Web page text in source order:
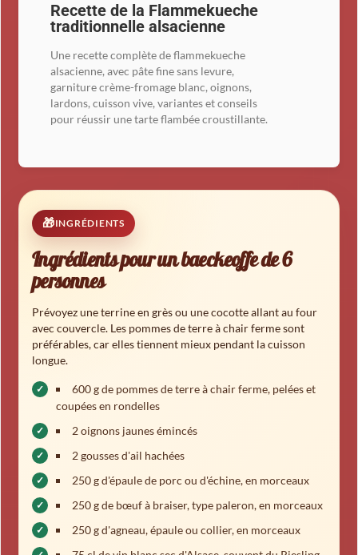
Recette de la Flammekueche
traditionnelle alsacienne
Une recette complète de flammekueche
alsacienne, avec pâte fine sans levure,
garniture crème-fromage blanc, oignons,
lardons, cuisson vive, variantes et conseils
pour réussir une tarte flambée croustillante.
INGRÉDIENTS
Ingrédients pour un baeckeoffe de 6
personnes
Prévoyez une terrine en grès ou une cocotte allant au four
avec couvercle. Les pommes de terre à chair ferme sont
préférables, car elles tiennent mieux pendant la cuisson
longue.
600 g de pommes de terre à chair ferme, pelées et
coupées en rondelles
2 oignons jaunes émincés
2 gousses d'ail hachées
250 g d'épaule de porc ou d'échine, en morceaux
250 g de bœuf à braiser, type paleron, en morceaux
250 g d'agneau, épaule ou collier, en morceaux